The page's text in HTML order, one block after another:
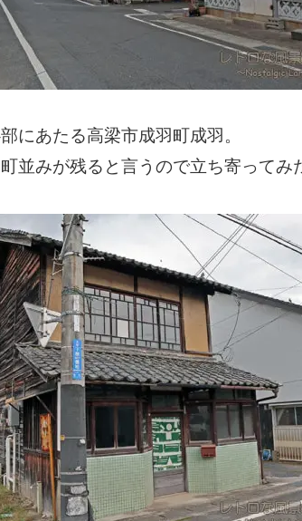
にあたる高梁市成羽町成羽。
並みが残ると言うので立ち寄ってみ